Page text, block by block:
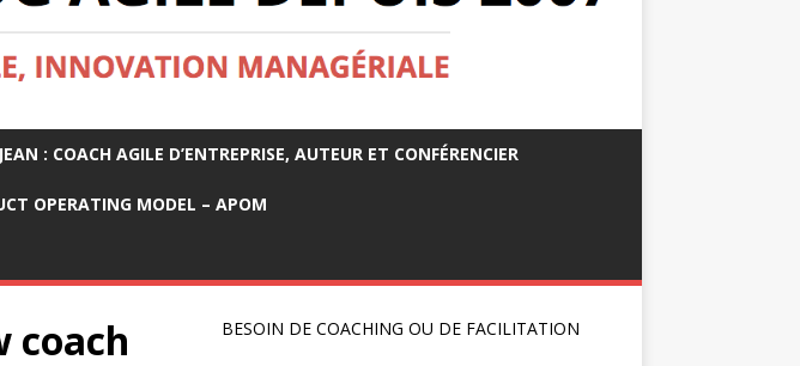
: COACH AGILE D’ENTREPRISE, AUTEUR ET CONFÉRENCIER
OPERATING MODEL – APOM
coach
BESOIN DE COACHING OU DE FACILITATION